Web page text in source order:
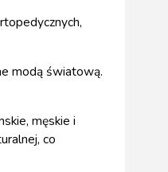
modą światową.
męskie i
co